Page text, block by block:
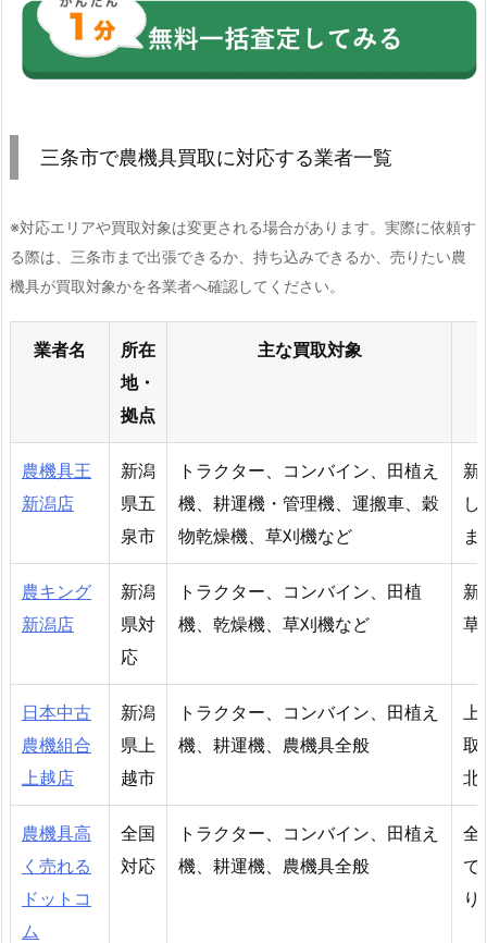
三条市で農機具買取に対応する業者一覧
※対応エリアや買取対象は変更される場合があります。実際に依頼す
る際は、三条市まで出張できるか、持ち込みできるか、売りたい農
機具が買取対象かを各業者へ確認してください。
業者名
所在
地・
拠点
主な買取対象
農機具王
新潟店
新潟
県五
泉市
トラクター、コンバイン、田植え
機、耕運機・管理機、運搬車、穀
物乾燥機、草刈機など
新
農キング
新潟店
新潟
県対
応
トラクター、コンバイン、田植
機、乾燥機、草刈機など
新
草
日本中古
農機組合
上越店
新潟
県上
越市
トラクター、コンバイン、田植え
機、耕運機、農機具全般
取
北
農機具高
く売れる
ドットコ
ム
全国
対応
トラクター、コンバイン、田植え
機、耕運機、農機具全般
全
で
り